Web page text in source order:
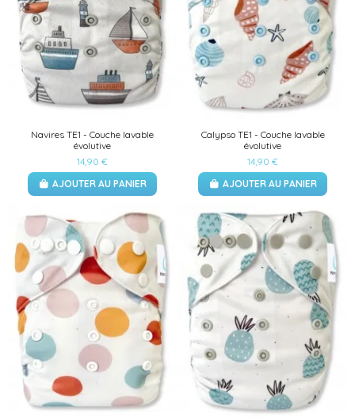
Navires TE1 - Couche lavable
évolutive
14,90 €
AJOUTER AU PANIER
Calypso TE1 - Couche lavable
évolutive
14,90 €
AJOUTER AU PANIER